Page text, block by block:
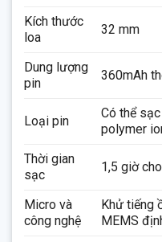
Kích thước
loa
32 mm
Dung lượng
pin
360mAh
Loại pin
Có thể
polymer
Thời gian
sạc
1,5 giờ
Micro và
công nghệ
Khử tiếng
MEMS